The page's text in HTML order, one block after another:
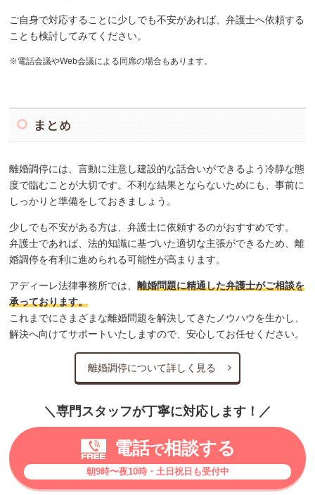
ご自身で対応することに少しでも不安があれば、弁護士へ依頼する
ことも検討してみてください。
※電話会議やWeb会議による同席の場合もあります。
まとめ
離婚調停には、言動に注意し建設的な話合いができるよう冷静な態
度で臨むことが大切です。不利な結果とならないためにも、事前に
しっかりと準備をしておきましょう。
少しでも不安がある方は、弁護士に依頼するのがおすすめです。
弁護士であれば、法的知識に基づいた適切な主張ができるため、離
婚調停を有利に進められる可能性が高まります。
アディーレ法律事務所では、離婚問題に精通した弁護士がご相談を
承っております。
これまでにさまざまな離婚問題を解決してきたノウハウを生かし、
解決へ向けてサポートいたしますので、安心してお任せください。
離婚調停について詳しく見る
＼専門スタッフが丁寧に対応します！／
電話で相談する
朝9時〜夜10時・土日祝日も受付中